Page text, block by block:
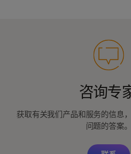
咨询专
获取有关我们产品和服务的信息
问题的答案。